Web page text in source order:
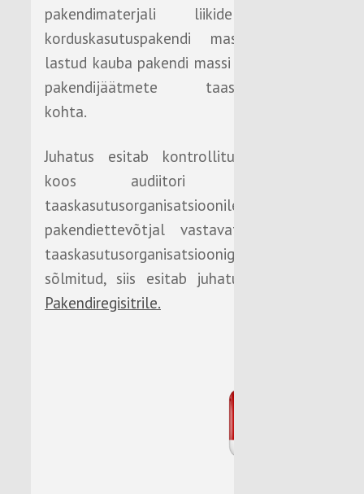
pakendimaterjali liikide kaupa
korduskasutuspakendi massi, turule
lastud kauba pakendi massi ja andmeid
pakendijäätmete taaskasutamise
kohta.
Juhatus esitab kontrollitud andmed
koos audiitori aruandega
taaskasutusorganisatsioonile. Kui
pakendiettevõtjal vastavat lepingut
taaskasutusorganisatsiooniga ei ole
sõlmitud, siis esitab juhatus aruande
Pakendiregisitrile.